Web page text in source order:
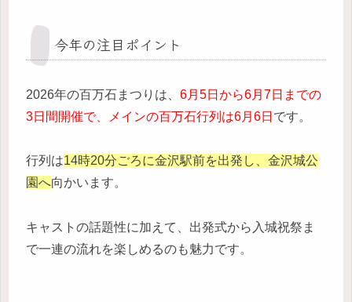
今年の注目ポイント
2026年の百万石まつりは、 6月5日から6月7日までの
3日間開催で、メインの百万石行列は6月6日 です。
行列は14時20分ごろに金沢駅前を出発し、金沢城公
園へ向かいます。
キャストの話題性に加えて、出発式から入城祝祭ま
で一連の流れを楽しめるのも魅力です。